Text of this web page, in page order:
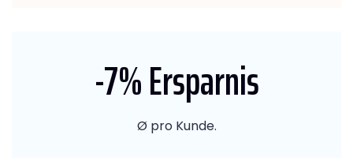
-7% Ersparnis
Ø pro Kunde.